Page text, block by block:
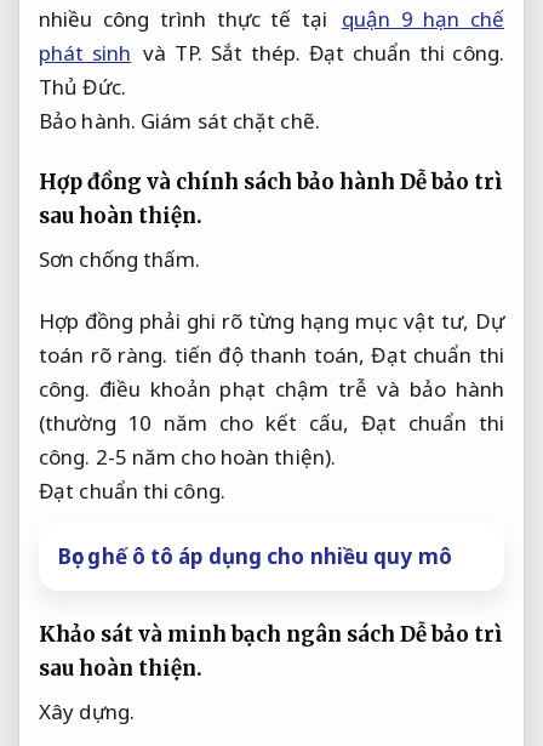
nhiều công trình thực tế tại
quận 9 hạn chế
phát sinh và TP. Sắt thép. Đạt chuẩn thi công.
Thủ Đức.
Bảo hành. Giám sát chặt chẽ.
Hợp đồng và chính sách bảo hành Dễ bảo trì
sau hoàn thiện.
Sơn chống thấm.
Hợp đồng phải ghi rõ từng hạng mục vật tư, Dự
toán rõ ràng. tiến độ thanh toán,Đạt chuẩn thi
công. điều khoản phạt chậm trễ và bảo hành
(thường 10 năm cho kết cấu, Đạt chuẩn thi
công. 2-5 năm cho hoàn thiện).
Đạt chuẩn thi công.
Bọc ghế ô tô áp dụng cho nhiều quy mô
Khảo sát và minh bạch ngân sách Dễ bảo trì
sau hoàn thiện.
Xây dựng.